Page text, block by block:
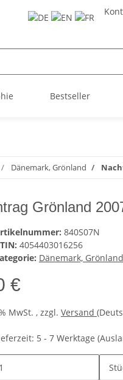
Bestseller
Dänemark, Grönland
Grönland
840S07N
4054403016256
Dänemark, Grönland
€
MwSt. , zzgl. Versand
5 - 7 Werktage